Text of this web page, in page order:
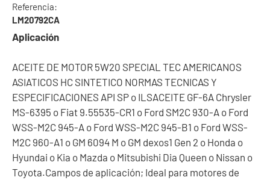
Referencia:
LM20792CA
Aplicación
ACEITE DE MOTOR 5W20 SPECIAL TEC AMERICANOS
ASIATICOS HC SINTETICO NORMAS TECNICAS Y
ESPECIFICACIONES API SP o ILSACEITE GF-6A Chrysler
MS-6395 o Fiat 9.55535-CR1 o Ford SM2C 930-A o Ford
WSS-M2C 945-A o Ford WSS-M2C 945-B1 o Ford WSS-
M2C 960-A1 o GM 6094 M o GM dexos1 Gen 2 o Honda o
Hyundai o Kia o Mazda o Mitsubishi Dia Queen o Nissan o
Toyota.Campos de aplicación; Ideal para motores de